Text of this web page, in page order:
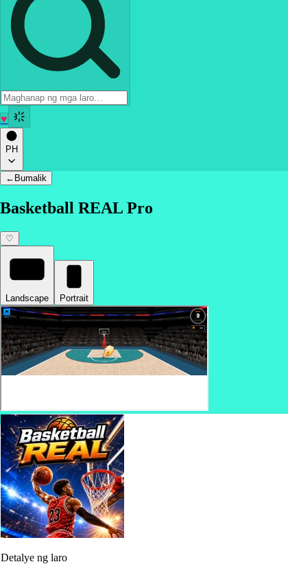
♥
PH
← Bumalik
Basketball REAL Pro
♡
Landscape Portrait
Detalye ng laro